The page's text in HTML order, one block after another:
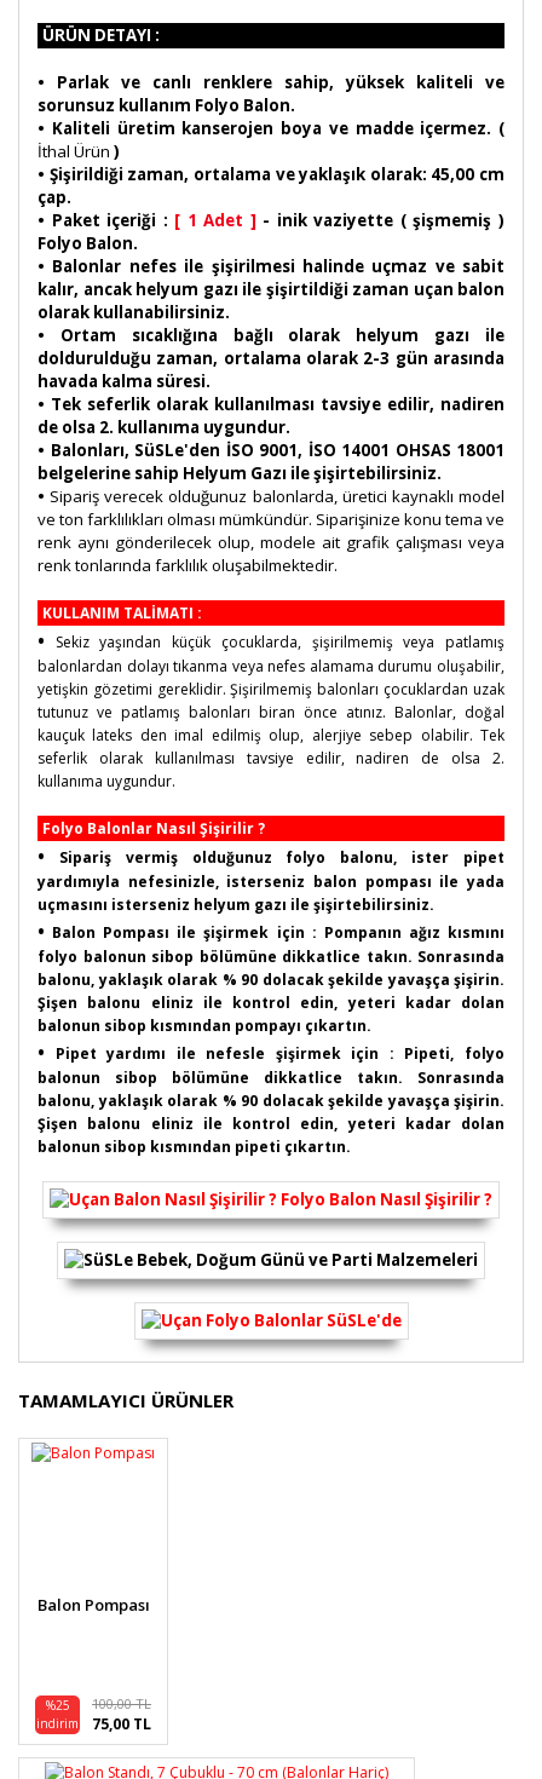
ÜRÜN DETAYI :
• Parlak ve canlı renklere sahip, yüksek kaliteli ve
sorunsuz kullanım Folyo Balon.
• Kaliteli üretim kanserojen boya ve madde içermez. (
İthal Ürün )
• Şişirildiği zaman, ortalama ve yaklaşık olarak: 45,00 cm
çap.
• Paket içeriği : [ 1 Adet ] - inik vaziyette ( şişmemiş )
Folyo Balon.
• Balonlar nefes ile şişirilmesi halinde uçmaz ve sabit
kalır, ancak helyum gazı ile şişirtildiği zaman uçan balon
olarak kullanabilirsiniz.
• Ortam sıcaklığına bağlı olarak helyum gazı ile
doldurulduğu zaman, ortalama olarak 2-3 gün arasında
havada kalma süresi.
• Tek seferlik olarak kullanılması tavsiye edilir, nadiren
de olsa 2. kullanıma uygundur.
• Balonları, SüSLe'den İSO 9001, İSO 14001 OHSAS 18001
belgelerine sahip Helyum Gazı ile şişirtebilirsiniz.
• Sipariş verecek olduğunuz balonlarda, üretici kaynaklı model
ve ton farklılıkları olması mümkündür. Siparişinize konu tema ve
renk aynı gönderilecek olup, modele ait grafik çalışması veya
renk tonlarında farklılık oluşabilmektedir.
KULLANIM TALİMATI :
•
Sekiz yaşından küçük çocuklarda, şişirilmemiş veya patlamış
balonlardan dolayı tıkanma veya nefes alamama durumu oluşabilir,
yetişkin gözetimi gereklidir. Şişirilmemiş balonları çocuklardan uzak
tutunuz ve patlamış balonları biran önce atınız. Balonlar, doğal
kauçuk lateks den imal edilmiş olup, alerjiye sebep olabilir. Tek
seferlik olarak kullanılması tavsiye edilir, nadiren de olsa 2.
kullanıma uygundur.
Folyo Balonlar Nasıl Şişirilir ?
•
Sipariş vermiş olduğunuz folyo balonu, ister pipet
yardımıyla nefesinizle, isterseniz balon pompası ile yada
uçmasını isterseniz helyum gazı ile şişirtebilirsiniz.
• Balon Pompası ile şişirmek için : Pompanın ağız kısmını
folyo balonun sibop bölümüne dikkatlice takın. Sonrasında
balonu, yaklaşık olarak % 90 dolacak şekilde yavaşça şişirin.
Şişen balonu eliniz ile kontrol edin, yeteri kadar dolan
balonun sibop kısmından pompayı çıkartın.
•
Pipet yardımı ile nefesle şişirmek için : Pipeti, folyo
balonun sibop bölümüne dikkatlice takın. Sonrasında
balonu, yaklaşık olarak % 90 dolacak şekilde yavaşça şişirin.
Şişen balonu eliniz ile kontrol edin, yeteri kadar dolan
balonun sibop kısmından pipeti çıkartın.
Bu ürünün fiyat bilgisi, resim, ürün açıklamalarında ve
diğer konularda yetersiz gördüğünüz noktaları öneri
formunu kullanarak tarafımıza iletebilirsiniz.
Görüş ve önerileriniz için teşekkür ederiz.
Ürün fiyatı diğer sitelerden daha pahalı.
TAMAMLAYICI ÜRÜNLER
Balon Pompası
%25
indirim
100,00 TL
75,00 TL